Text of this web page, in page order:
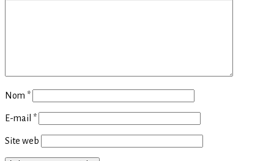
Nom *
E-mail *
Site web